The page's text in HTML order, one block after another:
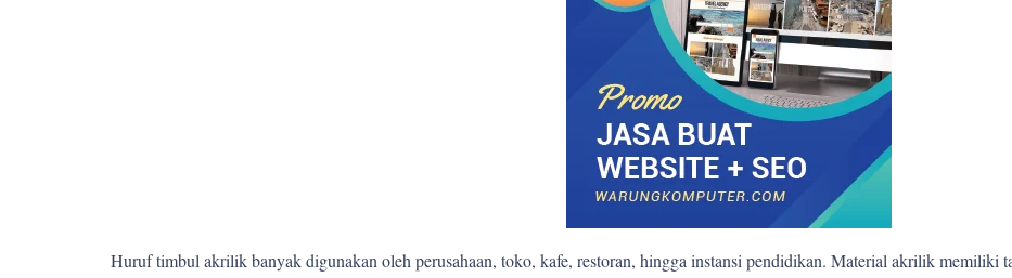
Huruf timbul akrilik banyak digunakan oleh perusahaan, toko, kafe, restoran, hingga instansi pendidikan. Material akrilik memiliki